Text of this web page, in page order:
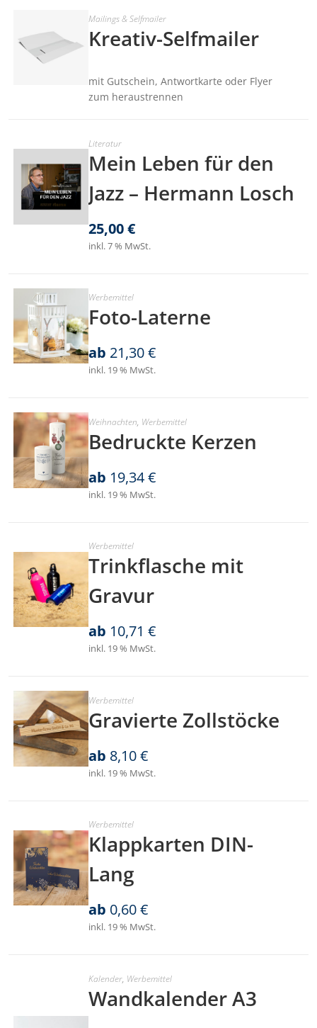
Mailings & Selfmailer
Kreativ-Selfmailer
mit Gutschein, Antwortkarte oder Flyer
zum heraustrennen
Literatur
Mein Leben für den
Jazz – Hermann Losch
25,00€
inkl. 7 % MwSt.
Werbemittel
Foto-Laterne
ab 21,30€
inkl. 19 % MwSt.
Weihnachten, Werbemittel
Bedruckte Kerzen
ab 19,34€
inkl. 19 % MwSt.
Werbemittel
Trinkflasche mit
Gravur
ab 10,71€
inkl. 19 % MwSt.
Werbemittel
Gravierte Zollstöcke
ab 8,10€
inkl. 19 % MwSt.
Werbemittel
Klappkarten DIN-
Lang
ab 0,60€
inkl. 19 % MwSt.
Kalender, Werbemittel
Wandkalender A3